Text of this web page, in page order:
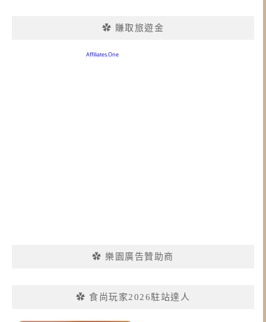
✿ 賺取旅遊金
✿ 樂園廣告贊助商
✿ 食尚玩家2026駐站達人